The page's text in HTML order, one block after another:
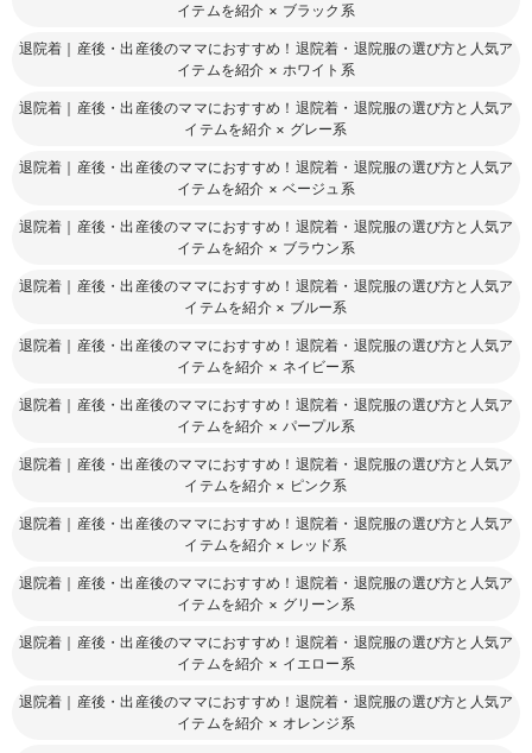
イテムを紹介 × ブラック系
退院着｜産後・出産後のママにおすすめ！退院着・退院服の選び方と人気ア
イテムを紹介 × ホワイト系
退院着｜産後・出産後のママにおすすめ！退院着・退院服の選び方と人気ア
イテムを紹介 × グレー系
退院着｜産後・出産後のママにおすすめ！退院着・退院服の選び方と人気ア
イテムを紹介 × ベージュ系
退院着｜産後・出産後のママにおすすめ！退院着・退院服の選び方と人気ア
イテムを紹介 × ブラウン系
退院着｜産後・出産後のママにおすすめ！退院着・退院服の選び方と人気ア
イテムを紹介 × ブルー系
退院着｜産後・出産後のママにおすすめ！退院着・退院服の選び方と人気ア
イテムを紹介 × ネイビー系
退院着｜産後・出産後のママにおすすめ！退院着・退院服の選び方と人気ア
イテムを紹介 × パープル系
退院着｜産後・出産後のママにおすすめ！退院着・退院服の選び方と人気ア
イテムを紹介 × ピンク系
退院着｜産後・出産後のママにおすすめ！退院着・退院服の選び方と人気ア
イテムを紹介 × レッド系
退院着｜産後・出産後のママにおすすめ！退院着・退院服の選び方と人気ア
イテムを紹介 × グリーン系
退院着｜産後・出産後のママにおすすめ！退院着・退院服の選び方と人気ア
イテムを紹介 × イエロー系
退院着｜産後・出産後のママにおすすめ！退院着・退院服の選び方と人気ア
イテムを紹介 × オレンジ系